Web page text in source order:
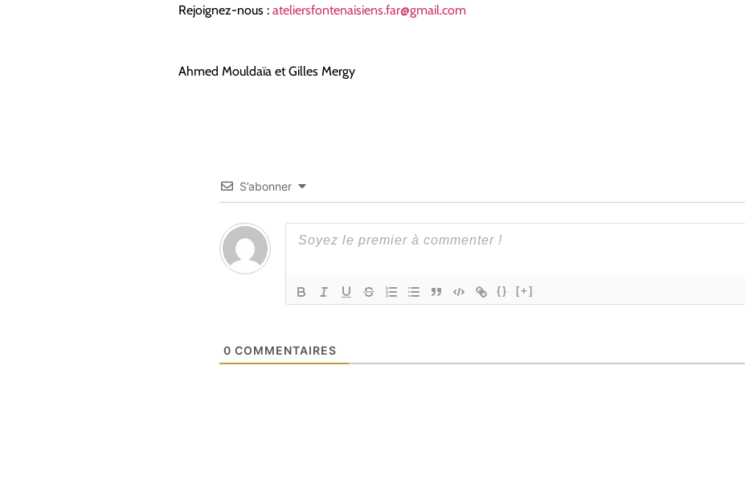
Rejoignez-nous : ateliersfontenaisiens.far@gmail.com
Ahmed Mouldaïa et Gilles Mergy
S’abonner
{} [+]
0 COMMENTAIRES